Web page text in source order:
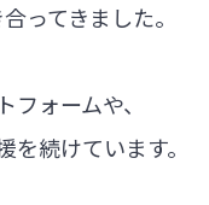
ってきました。
ォームや、
続けています。